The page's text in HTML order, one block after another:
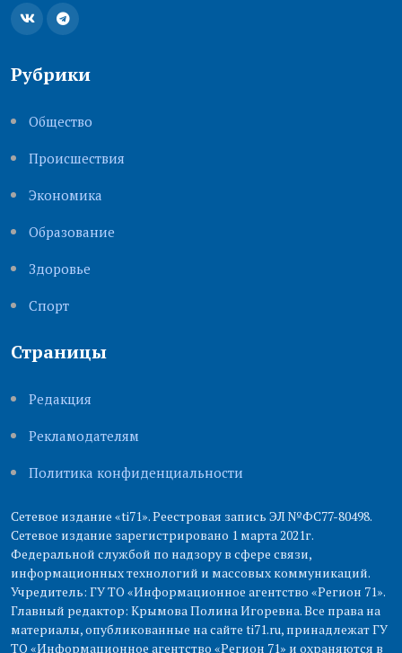
Рубрики
Общество
Происшествия
Экономика
Образование
Здоровье
Cпорт
Страницы
Редакция
Рекламодателям
Политика конфиденциальности
Сетевое издание «ti71». Реестровая запись ЭЛ №ФС77-80498.
Сетевое издание зарегистрировано 1 марта 2021г.
Федеральной службой по надзору в сфере связи,
информационных технологий и массовых коммуникаций.
Учредитель: ГУ ТО «Информационное агентство «Регион 71».
Главный редактор: Крымова Полина Игоревна. Все права на
материалы, опубликованные на сайте ti71.ru, принадлежат ГУ
ТО «Информационное агентство «Регион 71» и охраняются в